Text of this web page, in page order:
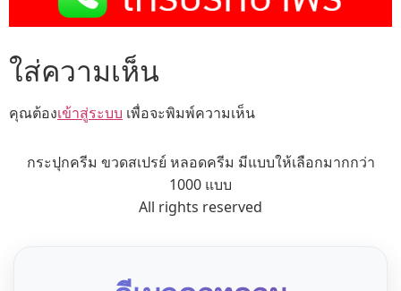
ใส่ความเห็น
คุณต้องเข้าสู่ระบบ เพื่อจะพิมพ์ความเห็น
กระปุกครีม ขวดสเปรย์ หลอดครีม มีแบบให้เลือกมากกว่า
1000 แบบ
All rights reserved